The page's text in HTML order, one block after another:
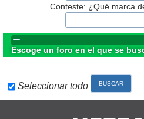
Conteste: ¿Qué marca
Escoge un foro en el que se
Seleccionar todo